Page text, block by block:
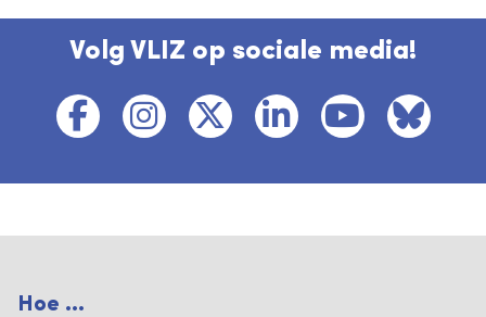
Volg VLIZ op sociale media!
Hoe ...